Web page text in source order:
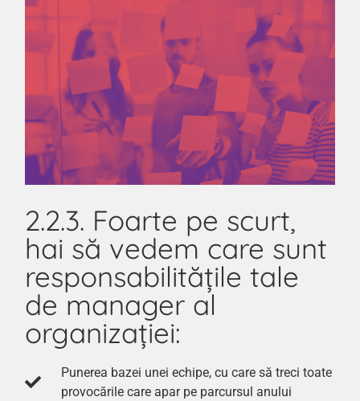
2.2.3. Foarte pe scurt,
hai să vedem care sunt
responsabilitățile tale
de manager al
organizației:
Punerea bazei unei echipe, cu care să treci toate
provocările care apar pe parcursul anului